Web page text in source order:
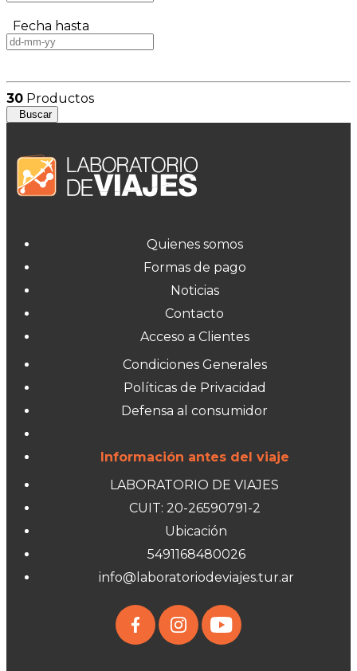
Fecha hasta
30 Productos
Buscar
Quienes somos
Formas de pago
Noticias
Contacto
Acceso a Clientes
Condiciones Generales
Políticas de Privacidad
Defensa al consumidor
Información antes del viaje
LABORATORIO DE VIAJES
CUIT: 20-26590791-2
Ubicación
5491168480026
info@laboratoriodeviajes.tur.ar